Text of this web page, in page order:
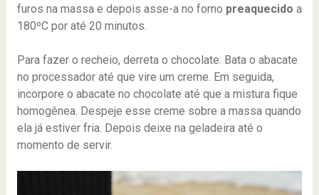
furos na massa e depois asse-a no forno preaquecido a
180ºC por até 20 minutos.
Para fazer o recheio, derreta o chocolate. Bata o abacate
no processador até que vire um creme. Em seguida,
incorpore o abacate no chocolate até que a mistura fique
homogênea. Despeje esse creme sobre a massa quando
ela já estiver fria. Depois deixe na geladeira até o
momento de servir.